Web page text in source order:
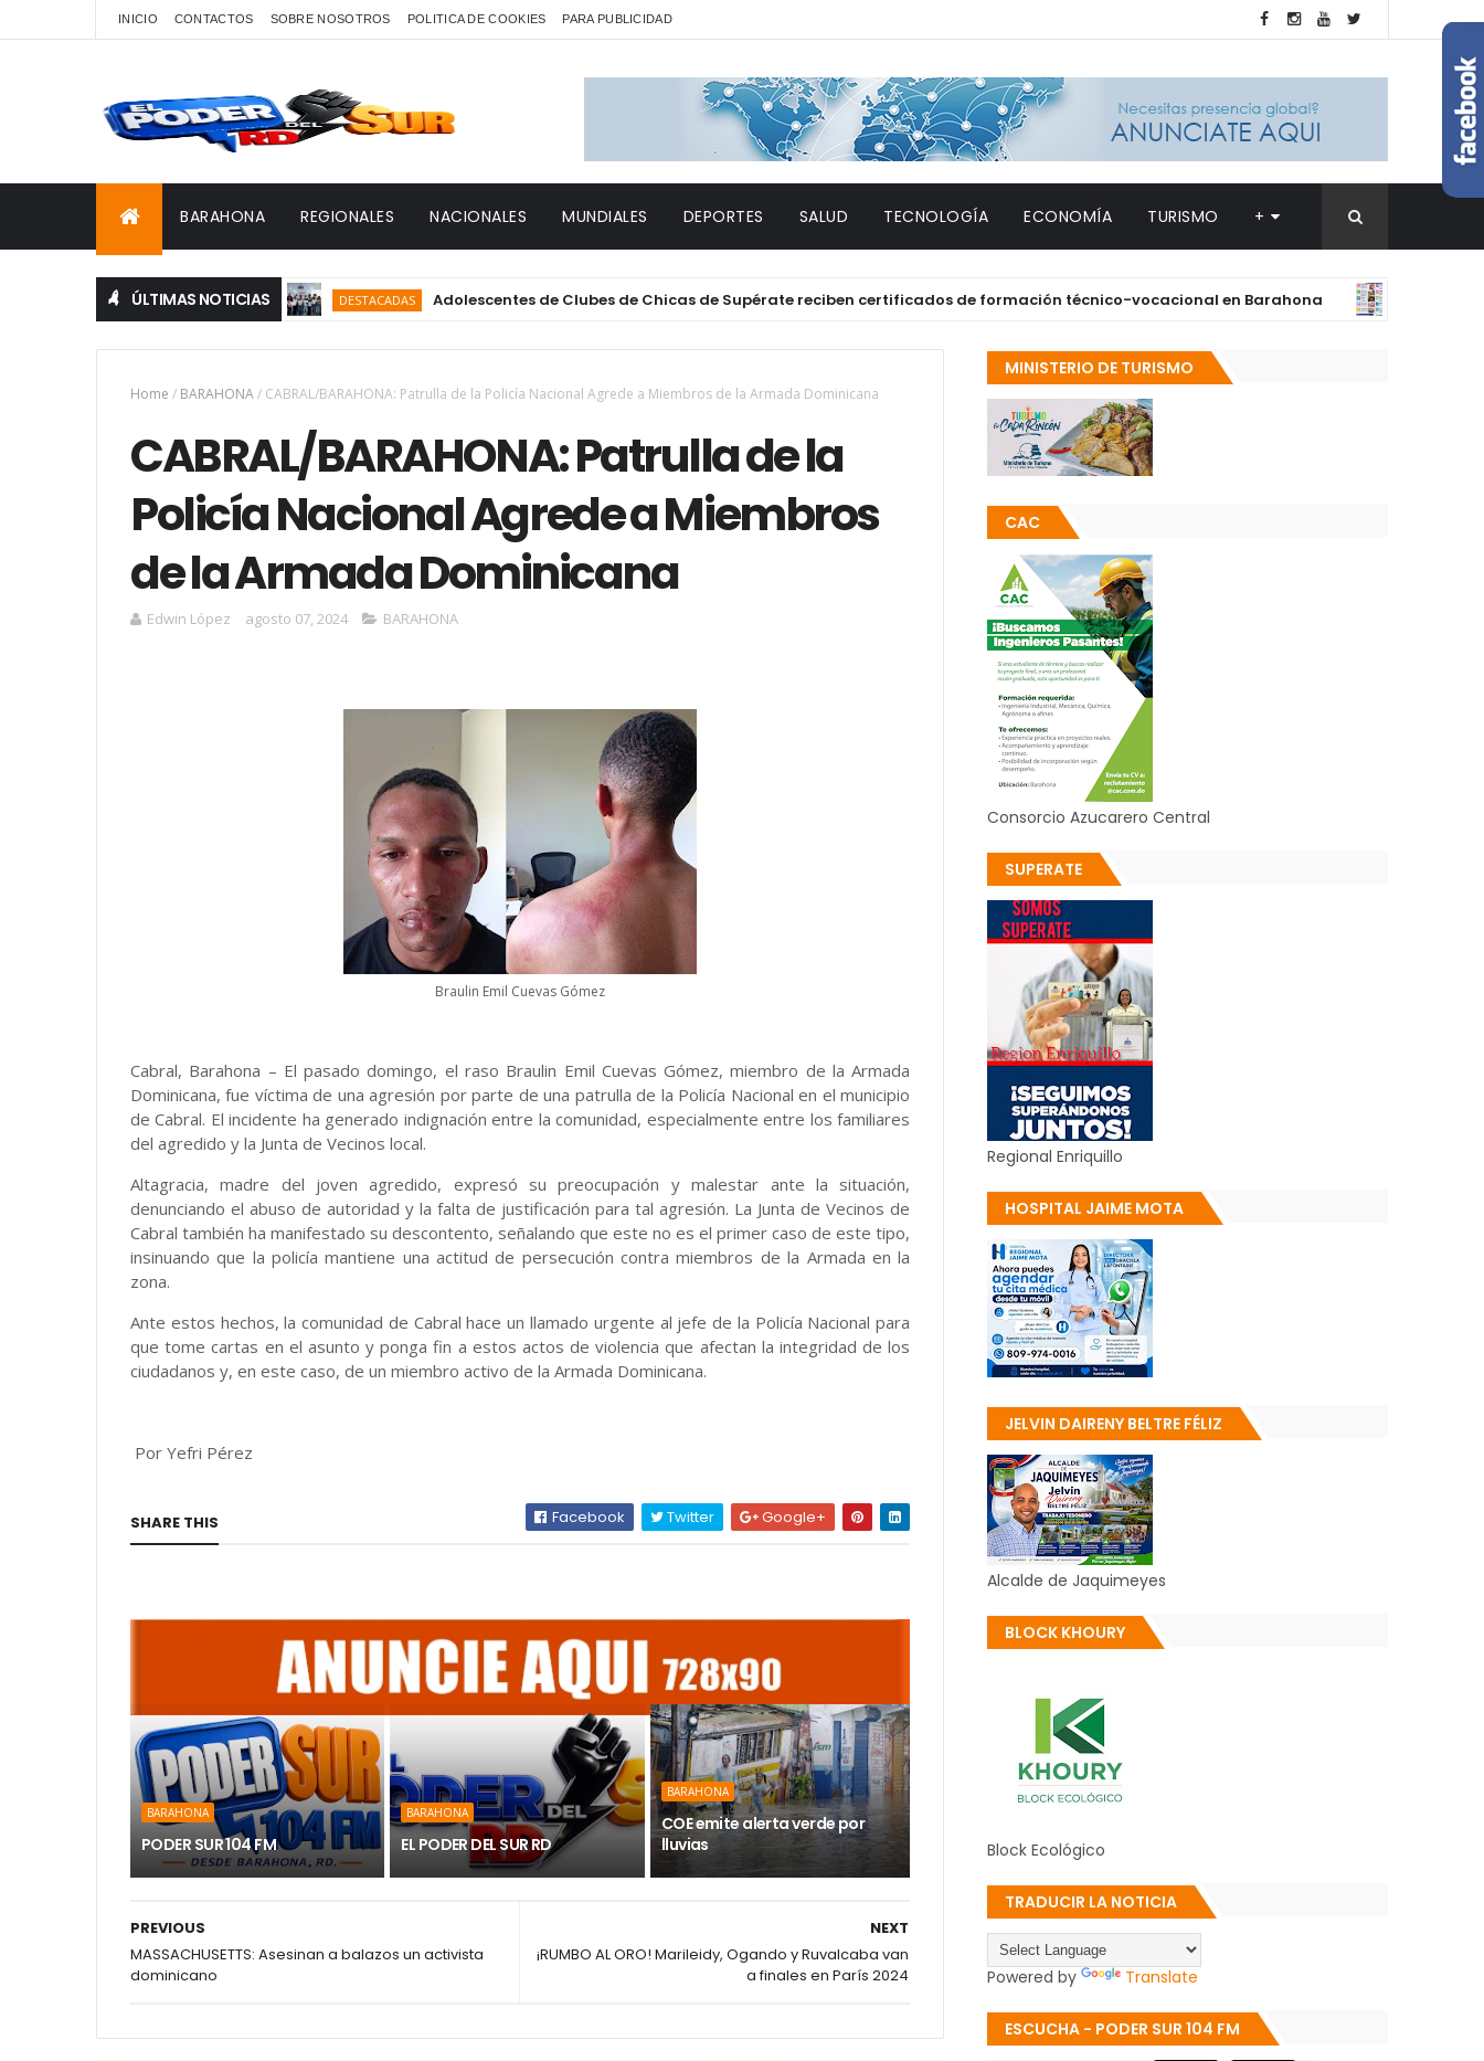
INICIO CONTACTOS SOBRE NOSOTROS POLITICA DE COOKIES PARA PUBLICIDAD
BARAHONA REGIONALES NACIONALES MUNDIALES DEPORTES SALUD TECNOLOGÍA ECONOMÍA TURISMO +
ÚLTIMAS NOTICIAS DESTACADAS Adolescentes de Clubes de Chicas de Supérate reciben certificados de formación técnico-vocacional en Barahona DESTACADAS
Home / BARAHONA/ CABRAL/BARAHONA: Patrulla de la Policía Nacional Agrede a Miembros de la Armada Dominicana
CABRAL/BARAHONA: Patrulla de la
Policía Nacional Agrede a Miembros
de la Armada Dominicana
Edwin López agosto 07, 2024 BARAHONA
Braulin Emil Cuevas Gómez
Cabral, Barahona – El pasado domingo, el raso Braulin Emil Cuevas Gómez, miembro de la Armada
Dominicana, fue víctima de una agresión por parte de una patrulla de la Policía Nacional en el municipio
de Cabral. El incidente ha generado indignación entre la comunidad, especialmente entre los familiares
del agredido y la Junta de Vecinos local.
Altagracia, madre del joven agredido, expresó su preocupación y malestar ante la situación,
denunciando el abuso de autoridad y la falta de justificación para tal agresión. La Junta de Vecinos de
Cabral también ha manifestado su descontento, señalando que este no es el primer caso de este tipo,
insinuando que la policía mantiene una actitud de persecución contra miembros de la Armada en la
zona.
Ante estos hechos, la comunidad de Cabral hace un llamado urgente al jefe de la Policía Nacional para
que tome cartas en el asunto y ponga fin a estos actos de violencia que afectan la integridad de los
ciudadanos y, en este caso, de un miembro activo de la Armada Dominicana.
Por Yefri Pérez
SHARE THIS Facebook Twitter Google+
BARAHONA
PODER SUR 104 FM
BARAHONA
EL PODER DEL SUR RD
BARAHONA
COE emite alerta verde por
lluvias
NEXT
¡RUMBO AL ORO! Marileidy, Ogando y Ruvalcaba van
a finales en París 2024
PREVIOUS
MASSACHUSETTS: Asesinan a balazos un activista
dominicano
MINISTERIO DE TURISMO
CAC
Consorcio Azucarero Central
SUPERATE
Regional Enriquillo
HOSPITAL JAIME MOTA
JELVIN DAIRENY BELTRE FÉLIZ
Alcalde de Jaquimeyes
BLOCK KHOURY
Block Ecológico
TRADUCIR LA NOTICIA
Powered by Translate
ESCUCHA - PODER SUR 104 FM